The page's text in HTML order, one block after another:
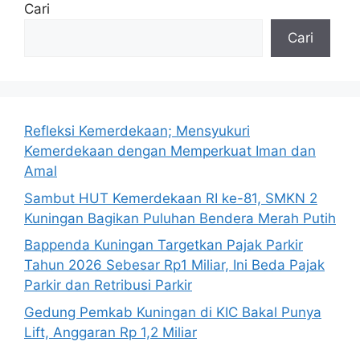
Cari
Cari
Refleksi Kemerdekaan; Mensyukuri
Kemerdekaan dengan Memperkuat Iman dan
Amal
Sambut HUT Kemerdekaan RI ke-81, SMKN 2
Kuningan Bagikan Puluhan Bendera Merah Putih
Bappenda Kuningan Targetkan Pajak Parkir
Tahun 2026 Sebesar Rp1 Miliar, Ini Beda Pajak
Parkir dan Retribusi Parkir
Gedung Pemkab Kuningan di KIC Bakal Punya
Lift, Anggaran Rp 1,2 Miliar